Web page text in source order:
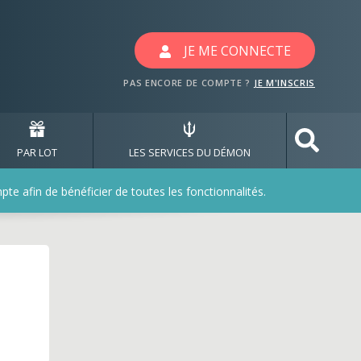
les jeux jaderoller
JE ME CONNECTE
PAS ENCORE DE COMPTE ? JE M'INSCRIS
PAR LOT LES SERVICES DU DÉMON
afin de bénéficier de toutes les fonctionnalités.